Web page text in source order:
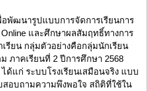
อพัฒนารูปแบบการจัดการเรียนการ
และศึกษาผลสัมฤทธิ์ทางการ
รียน กลุ่มตัวอย่างคือกลุ่มนักเรียน
ภาคเรียนที่ 2 ปีการศึกษา 2568
ด้แก่ ระบบโรงเรียนเสมือนจริง แบบ
อบถามความพึงพอใจ สถิติที่ใช้ใน